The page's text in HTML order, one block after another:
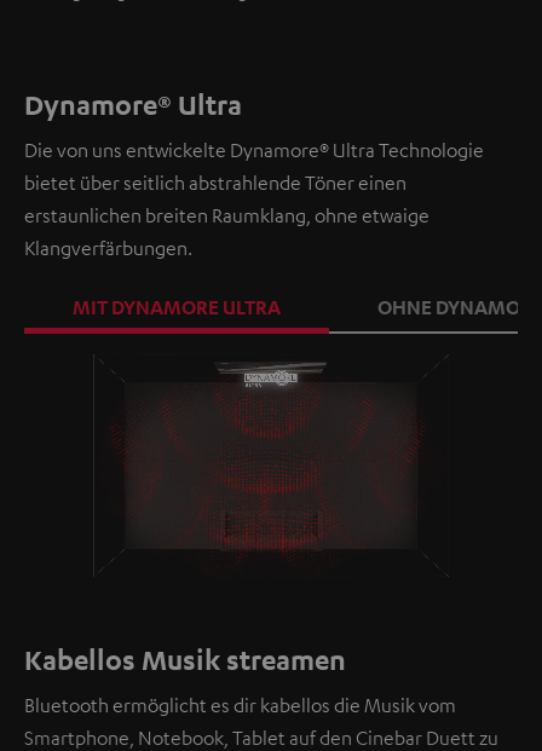
Dynamore® Ultra
Die von uns entwickelte Dynamore® Ultra Technologie
bietet über seitlich abstrahlende Töner einen
erstaunlichen breiten Raumklang, ohne etwaige
Klangverfärbungen.
MIT DYNAMORE ULTRA OHNE
Unmute /
Loaded:
100.00%
Kabellos Musik streamen
Bluetooth ermöglicht es dir kabellos die Musik vom
Smartphone, Notebook, Tablet auf den Cinebar Duett zu